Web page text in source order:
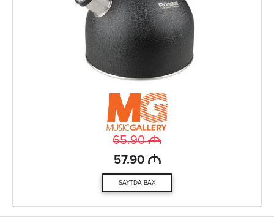
65.90M
57.90 M
SAYTDA BAX